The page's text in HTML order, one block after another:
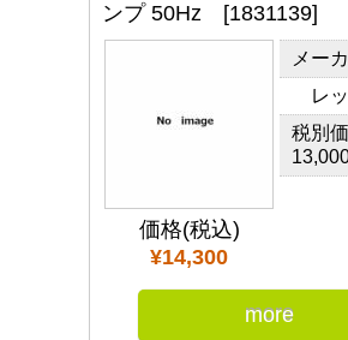
ンプ 50Hz [1831139]
価格(税込)
¥14,300
メー
レッ
税別
more